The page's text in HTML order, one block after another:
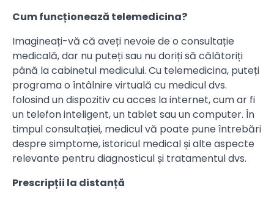
Cum funcționează telemedicina?
Imagineați-vă că aveți nevoie de o consultație
medicală, dar nu puteți sau nu doriți să călătoriți
până la cabinetul medicului. Cu telemedicina, puteți
programa o întâlnire virtuală cu medicul dvs.
folosind un dispozitiv cu acces la internet, cum ar fi
un telefon inteligent, un tablet sau un computer. În
timpul consultației, medicul vă poate pune întrebări
despre simptome, istoricul medical și alte aspecte
relevante pentru diagnosticul și tratamentul dvs.
Prescripții la distanță